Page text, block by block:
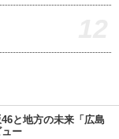
と地方の未来「広島
ー